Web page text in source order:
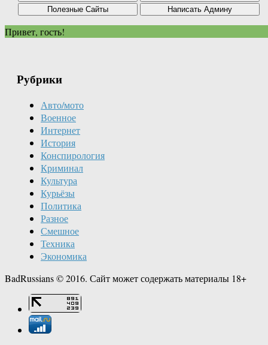
Привет, гость!
Рубрики
Авто/мото
Военное
Интернет
История
Конспирология
Криминал
Культура
Курьёзы
Политика
Разное
Смешное
Техника
Экономика
BadRussians © 2016. Сайт может содержать материалы 18+